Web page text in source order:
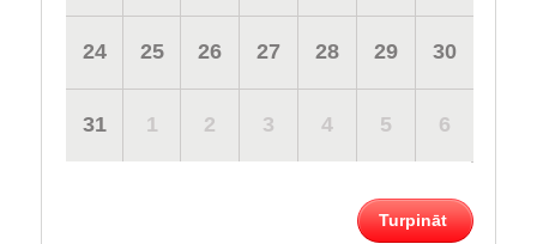
24 25 26 27 28 29 30
31 1 2 3 4 5 6
Turpināt